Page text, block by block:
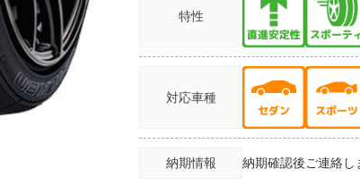
特性
対応車種
納期情報 納期確認後ご連絡し